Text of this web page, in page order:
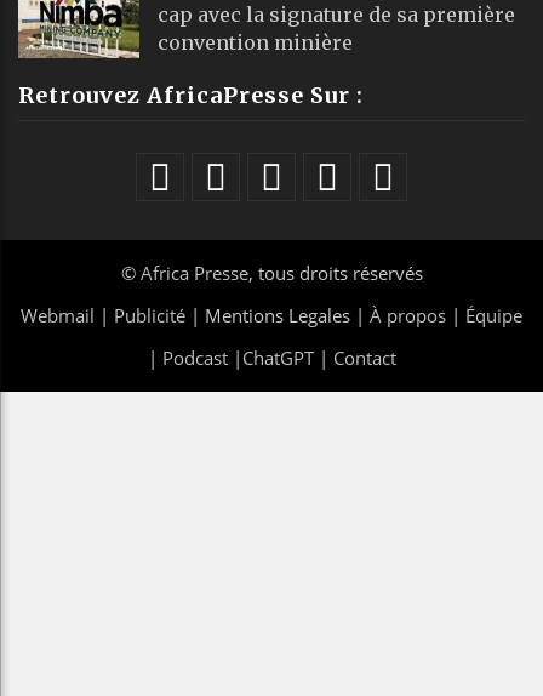
cap avec la signature de sa première
convention minière
Retrouvez AfricaPresse Sur :
© Africa Presse, tous droits réservés
Webmail | Publicité | Mentions Legales | À propos | Équipe
| Podcast| ChatGPT| Contact